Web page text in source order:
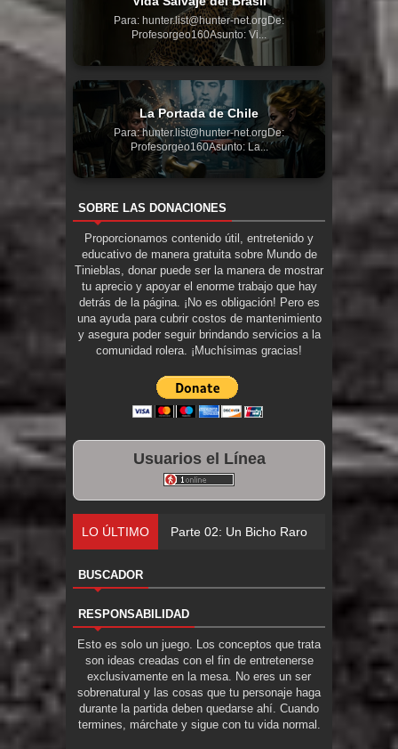
Para: hunter.list@hunter-net.orgDe:
Profesorgeo160Asunto: Vi...
La Portada de Chile
Para: hunter.list@hunter-net.orgDe:
Profesorgeo160Asunto: La...
SOBRE LAS DONACIONES
Proporcionamos contenido útil, entretenido y
educativo de manera gratuita sobre Mundo de
Tinieblas, donar puede ser la manera de mostrar
tu aprecio y apoyar el enorme trabajo que hay
detrás de la página. ¡No es obligación! Pero es
una ayuda para cubrir costos de mantenimiento
y asegura poder seguir brindando servicios a la
comunidad rolera. ¡Muchísimas gracias!
Usuarios el Línea
LO ÚLTIMO Parte 02: Un Bicho Raro
BUSCADOR
RESPONSABILIDAD
Esto es solo un juego. Los conceptos que trata
son ideas creadas con el fin de entretenerse
exclusivamente en la mesa. No eres un ser
sobrenatural y las cosas que tu personaje haga
durante la partida deben quedarse ahí. Cuando
termines, márchate y sigue con tu vida normal.